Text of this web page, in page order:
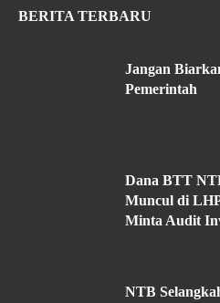
BERITA TERBARU
Jangan
Pemerintah
Dana BTT
Muncul di
Minta Audit
NTB